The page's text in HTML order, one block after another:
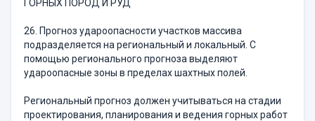
ГОРНЫХ ПОРОД И РУД
26. Прогноз удароопасности участков массива
подразделяется на региональный и локальный. С
помощью регионального прогноза выделяют
удароопасные зоны в пределах шахтных полей.
Региональный прогноз должен учитываться на стадии
проектирования, планирования и ведения горных работ